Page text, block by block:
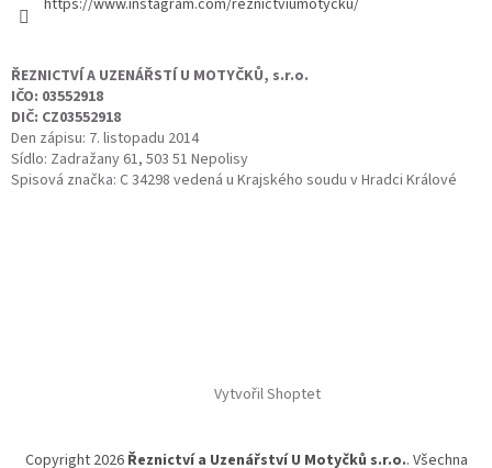
https://www.instagram.com/reznictviumotycku/
ŘEZNICTVÍ A UZENÁŘSTÍ U MOTYČKŮ, s.r.o.
IČO: 03552918
DIČ: CZ03552918
Den zápisu: 7. listopadu 2014
Sídlo: Zadražany 61, 503 51 Nepolisy
Spisová značka: C 34298 vedená u Krajského soudu v Hradci Králové
Vytvořil Shoptet
Copyright 2026 Řeznictví a Uzenářství U Motyčků s.r.o.. Všechna